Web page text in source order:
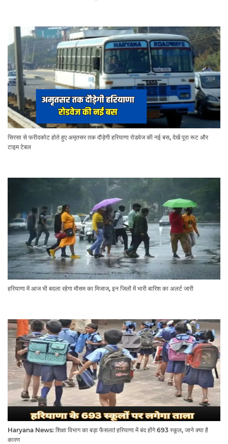
सिरसा से फरीदकोट होते हुए अमृतसर तक दौड़ेगी हरियाणा रोडवेज की नई बस, देखें पूरा रूट और
टाइम टेबल
हरियाणा में आज भी बदला रहेगा मौसम का मिजाज, इन जिलों में भारी बारिश का अलर्ट जारी
Haryana News: शिक्षा विभाग का बड़ा फैसला! हरियाणा में बंद होंगे 693 स्कूल, जाने क्या है
कारण